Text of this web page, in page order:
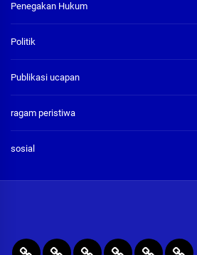
Penegakan Hukum
Politik
Publikasi ucapan
ragam peristiwa
sosial
BERITA RAGAM PENEGAKANPENDIDIKAN
Publikasi